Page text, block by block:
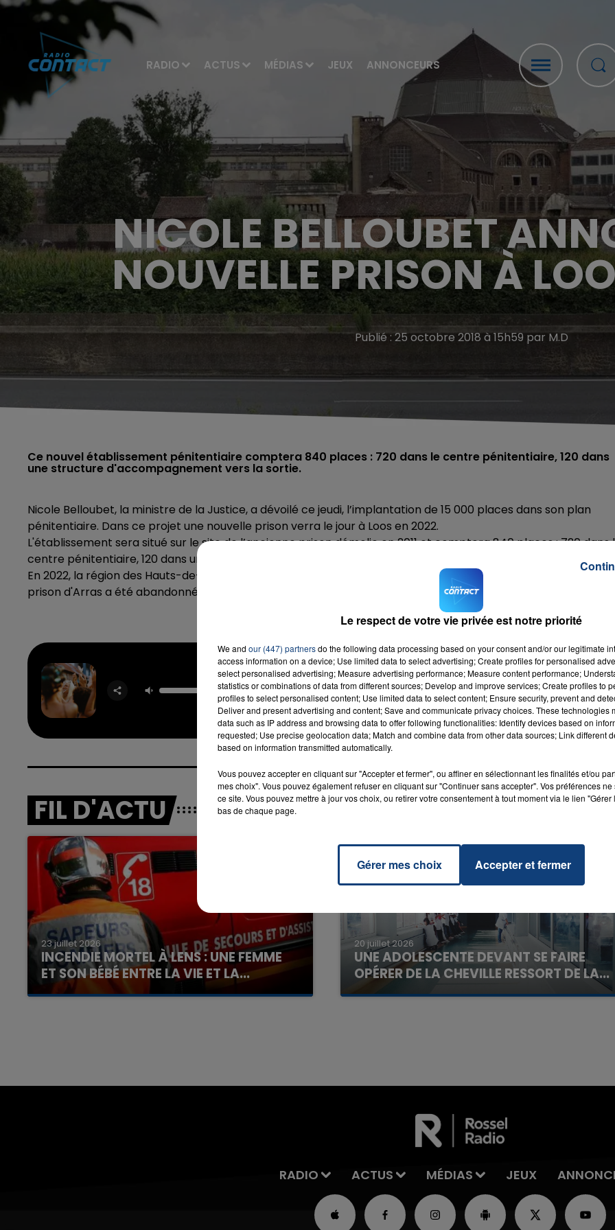
RADIO ACTUS MÉDIAS JEUX ANNONCEURS
NICOLE BELLOUBET
NOUVELLE PRISON À
Publié : 25 octobre 2018 à 15h59 par M.D
Ce nouvel établissement pénitentiaire comptera 840 places : 720 dans le centre pénitentiaire, 120 dans
une structure d'accompagnement vers la sortie.
Nicole Belloubet, la ministre de la Justice, a dévoilé ce jeudi, l’implantation de 15 000 places dans son plan
pénitentiaire. Dans ce projet une nouvelle prison verra le jour à Loos en 2022.
L'établissement sera situé sur le site de l’ancienne prison démolie en 2011 et comptera 840 places : 720 dans
centre pénitentiaire, 120 dans une structure d’accompagnement vers la sortie.
En 2022, la région des Hauts-de-France comptera donc dix-huit établissements
Pour rappel le projet de
prison d'Arras a été abandonné.
Si Antes Te
Hubiera
Conocido
KAROL G
RADIO CONTACT
FIL D'ACTU
23 juillet 2026
INCENDIE MORTEL À LENS : UNE FEMME
ET SON BÉBÉ ENTRE LA VIE ET LA...
Un homme s'est immolé par le feu après avoir
20 juillet 2026
UNE ADOLESCENTE DEVANT SE FAIRE
OPÉRER DE LA CHEVILLE RESSORT DE LA...
La famille a porté plainte contre la clinique qui a
RADIO ACTUS MÉDIAS JEUX
Le respect de votre vie privée est notre priorité
We and our (447) partnersdo the following data processing based on your consent and/or our legitimate
access information on a device; Use limited data to select advertising; Create profiles for personalised
select personalised advertising; Measure advertising performance; Measure content performance;
statistics or combinations of data from different sources; Develop and improve services; Create profiles to
profiles to select personalised content; Use limited data to select content; Ensure security, prevent and
Deliver and present advertising and content; Save and communicate privacy choices. These technologies
data such as IP address and browsing data to offer following functionalities: Identify devices based on
requested; Use precise geolocation data; Match and combine data from other data sources; Link different
based on information transmitted automatically.
Vous pouvez accepter en cliquant sur "Accepter et fermer", ou affiner en sélectionnant les finalités et/ou
mes choix". Vous pouvez également refuser en cliquant sur "Continuer sans accepter". Vos préférences
ce site. Vous pouvez mettre à jour vos choix, ou retirer votre consentement à tout moment via le lien
bas de chaque page.
Gérer mes choix Accepter et fermer